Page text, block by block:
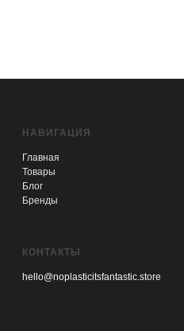
НАВИГАЦИЯ
Главная
Товары
Блог
Бренды
КОНТАКТЫ
hello@noplasticitsfantastic.store